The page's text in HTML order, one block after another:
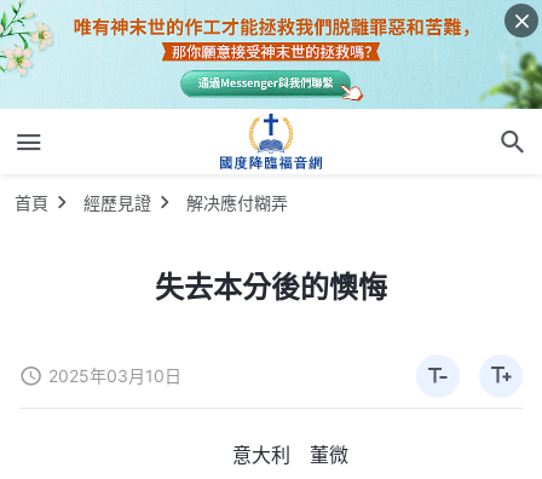
首頁 經歷見證 解决應付糊弄
失去本分後的懊悔
2025年03月10日
意大利 董微